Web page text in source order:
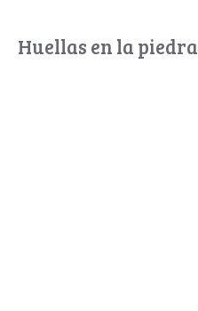
Huellas en la piedra